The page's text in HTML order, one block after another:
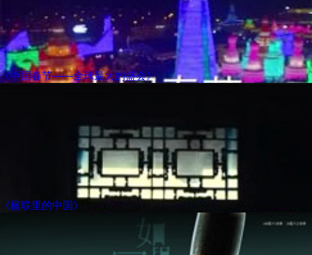
《中国春节——全球最大的盛会》
《楹联里的中国》